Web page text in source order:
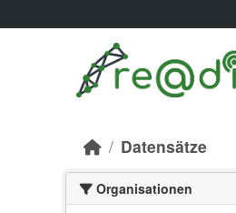
Datensätze
Organisationen